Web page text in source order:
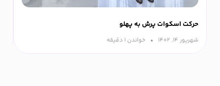
حرکت اسکوات پرش به پهلو
شهریور ۱۴, ۱۴۰۲ خواندن ۱ دقیقه‌